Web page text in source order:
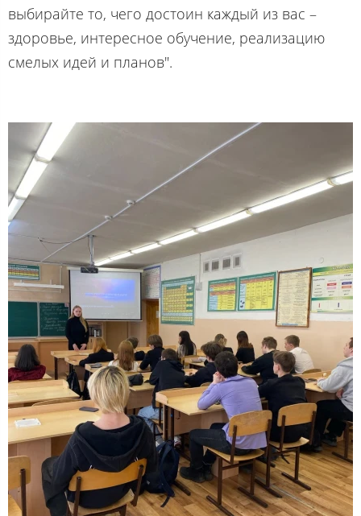
выбирайте то, чего достоин каждый из вас –
здоровье, интересное обучение, реализацию
смелых идей и планов".